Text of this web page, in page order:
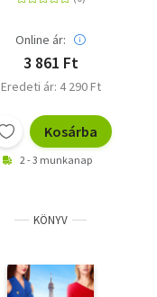
Online ár:
3 861 Ft
Eredeti ár: 4 290 Ft
Kosárba
2 - 3 munkanap
KÖNYV